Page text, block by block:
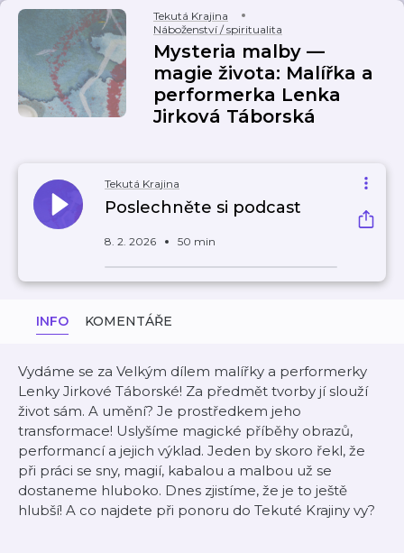
Tekutá Krajina
Náboženství / spiritualita
Mysteria malby —
magie života: Malířka a
performerka Lenka
Jirková Táborská
Tekutá Krajina
Poslechněte si podcast
8. 2. 2026 50 min
INFO KOMENTÁŘE
Vydáme se za Velkým dílem malířky a performerky
Lenky Jirkové Táborské! Za předmět tvorby jí slouží
život sám. A umění? Je prostředkem jeho
transformace! Uslyšíme magické příběhy obrazů,
performancí a jejich výklad. Jeden by skoro řekl, že
při práci se sny, magií, kabalou a malbou už se
dostaneme hluboko. Dnes zjistíme, že je to ještě
hlubší! A co najdete při ponoru do Tekuté Krajiny vy?